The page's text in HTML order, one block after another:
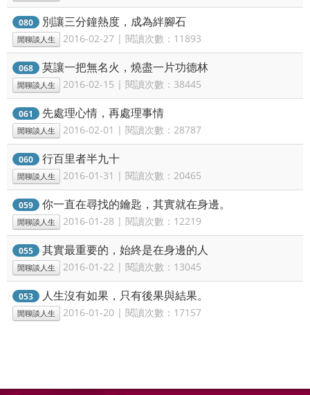
080 別讓三分鐘熱度，成為絆腳石
閒聊談人生 2016-02-27 | 閱讀次數：11893
068 莫讓一把無名火，燒盡一片功德林
閒聊談人生 2016-02-15 | 閱讀次數：38445
061 先處理心情，再處理事情
閒聊談人生 2016-02-01 | 閱讀次數：28787
060 行百里者半九十
閒聊談人生 2016-01-31 | 閱讀次數：20465
059 你一直在尋找的鑰匙，其實就在身邊。
閒聊談人生 2016-01-28 | 閱讀次數：12219
055 其實最重要的，始終是在身邊的人
閒聊談人生 2016-01-22 | 閱讀次數：13045
053 人生沒有如果，只有後果與結果。
閒聊談人生 2016-01-20 | 閱讀次數：17157